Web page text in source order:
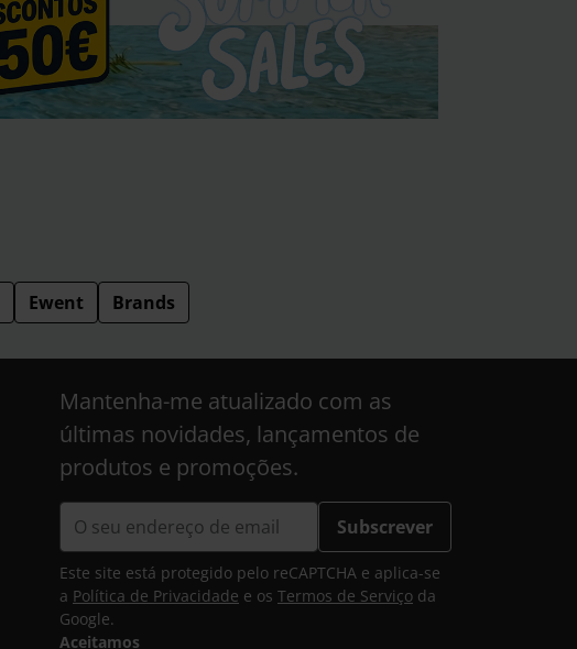
Ewent Brands
Mantenha-me atualizado com as
últimas novidades, lançamentos de
produtos e promoções.
Subscrever
Este site está protegido pelo reCAPTCHA e aplica-se
a Política de Privacidade e os Termos de Serviço da
Google.
Aceitamos